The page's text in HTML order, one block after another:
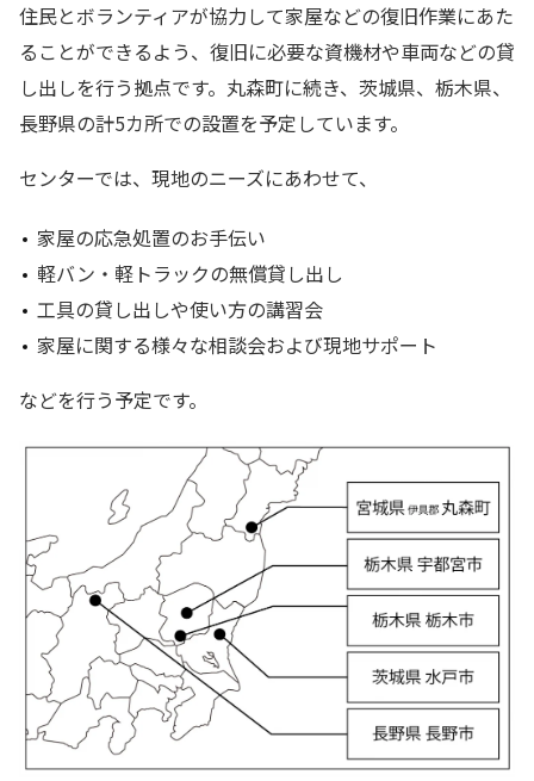
住民とボランティアが協力して家屋などの復旧作業にあた
ることができるよう、復旧に必要な資機材や車両などの貸
し出しを行う拠点です。丸森町に続き、茨城県、栃木県、
長野県の計5カ所での設置を予定しています。
センターでは、現地のニーズにあわせて、
家屋の応急処置のお手伝い
軽バン・軽トラックの無償貸し出し
工具の貸し出しや使い方の講習会
家屋に関する様々な相談会および現地サポート
などを行う予定です。